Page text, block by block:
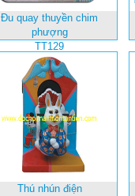
Đu quay thuyền chim
phượng
TT129
Thú nhún điện